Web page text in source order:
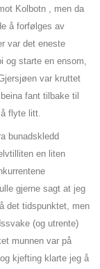
Kolbotn , men da
å forfølges av
var det eneste
og starte en ensom,
var kruttet
fant tilbake til
flyte litt.
bunadskledd
en liten
gjerne sagt at jeg
det tidspunktet, men
(og utrente)
munnen var på
kjefting klarte jeg å